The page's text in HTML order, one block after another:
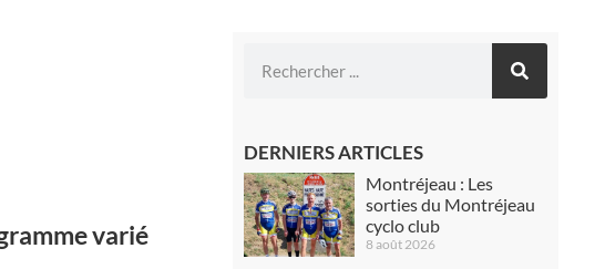
varié
DERNIERS ARTICLES
Montréjeau : Les
sorties du Montréjeau
cyclo club
8 août 2026